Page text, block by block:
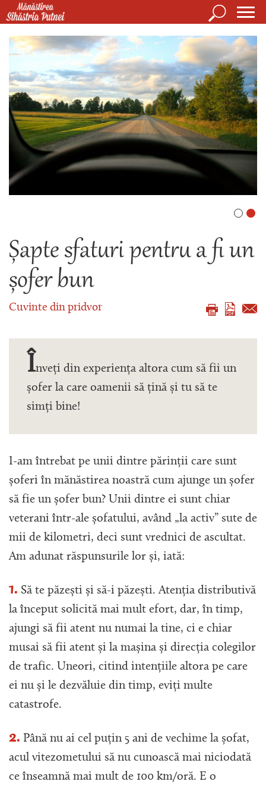
Mergi la conţinutul principal
de
Căutare
Șapte sfaturi pentru a fi un
șofer bun
Cuvinte din pridvor
Înveți din experiența altora cum să fii un
șofer la care oamenii să țină și tu să te
simți bine!
I-am întrebat pe unii dintre părinții care sunt
șoferi în mănăstirea noastră cum ajunge un șofer
să fie un șofer bun? Unii dintre ei sunt chiar
veterani într-ale șofatului, având „la activ” sute de
mii de kilometri, deci sunt vrednici de ascultat.
Am adunat răspunsurile lor și, iată:
1. Să te păzești și să-i păzești. Atenția distributivă
la început solicită mai mult efort, dar, în timp,
ajungi să fii atent nu numai la tine, ci e chiar
musai să fii atent și la mașina și direcția colegilor
de trafic. Uneori, citind intențiile altora pe care
ei nu și le dezvăluie din timp, eviți multe
catastrofe.
2. Până nu ai cel puțin 5 ani de vechime la șofat,
acul vitezometului să nu cunoască mai niciodată
ce înseamnă mai mult de 100 km/oră. E o